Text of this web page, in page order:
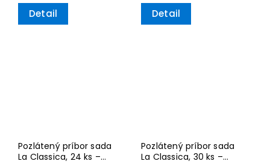
Detail Detail
Pozlátený príbor sada
La Classica, 24 ks –
Pozlátený príbor sada
La Classica, 30 ks –